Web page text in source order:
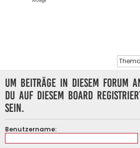
Um Beiträge in diesem Forum
du auf diesem Board
sein.
Benutzername: